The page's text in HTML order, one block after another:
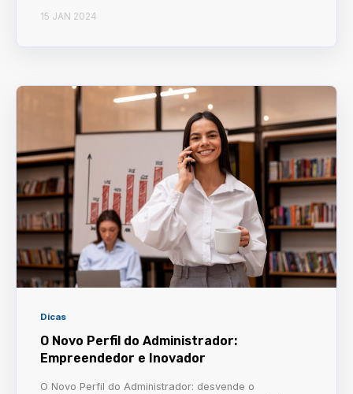
15 JAN 2024
Dicas
O Novo Perfil do Administrador:
Empreendedor e Inovador
O Novo Perfil do Administrador: desvende o